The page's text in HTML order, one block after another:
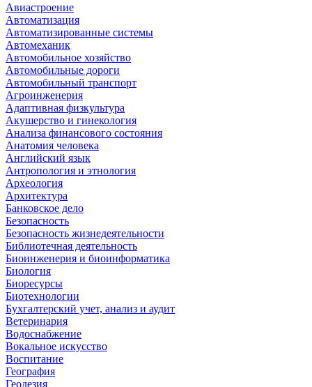
Авиастроение
Автоматизация
Автоматизированные системы
Автомеханик
Автомобильное хозяйство
Автомобильные дороги
Автомобильный транспорт
Агроинженерия
Адаптивная физкультура
Акушерство и гинекология
Анализа финансового состояния
Анатомия человека
Английский язык
Антропология и этнология
Археология
Архитектура
Банковское дело
Безопасность
Безопасность жизнедеятельности
Библиотечная деятельность
Биоинженерия и биоинформатика
Биология
Биоресурсы
Биотехнологии
Бухгалтерский учет, анализ и аудит
Ветеринария
Водоснабжение
Вокальное искусство
Воспитание
География
Геодезия